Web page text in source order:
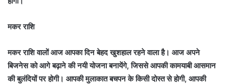
मकर राशि
मकर राशि वालों आज आपका दिन बेहद खुशहाल रहने वाला है। आज अपने
बिजनेस को आगे बढ़ाने की नयी योजना बनायेंगे, जिससे आपकी कामयाबी आसमान
की बुलंदियों पर होगी। आपकी मुलाकात बचपन के किसी दोस्त से होगी, आपकी